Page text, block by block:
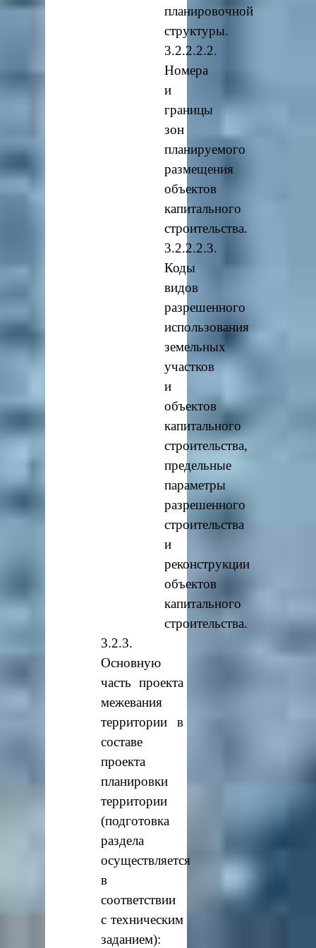
планировочной
структуры.
3.2.2.2.2.
Номера
и
границы
зон
планируемого
размещения
объектов
капитального
строительства.
3.2.2.2.3.
Коды
видов
разрешенного
использования
земельных
участков
и
объектов
капитального
строительства,
предельные
параметры
разрешенного
строительства
и
реконструкции
объектов
капитального
строительства.
3.2.3.
Основную
часть проекта
межевания
территории в
составе
проекта
планировки
территории
(подготовка
раздела
осуществляется
в
соответствии
с техническим
заданием):